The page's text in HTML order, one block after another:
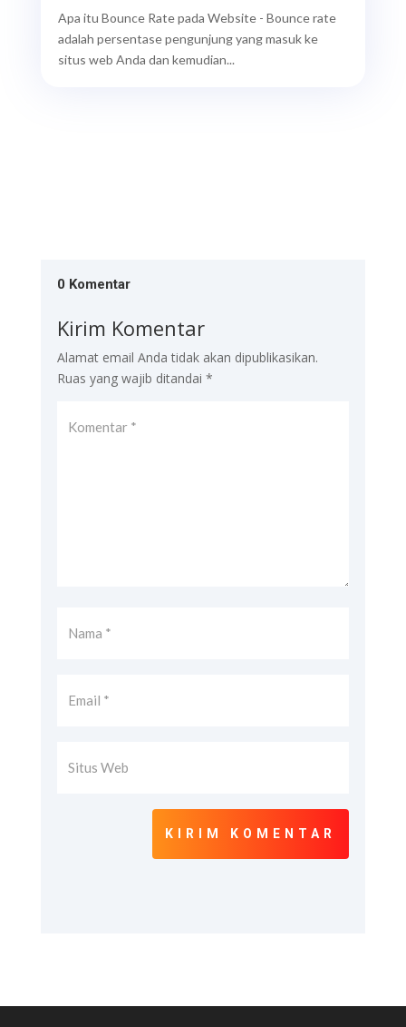
Apa itu Bounce Rate pada Website - Bounce rate
adalah persentase pengunjung yang masuk ke
situs web Anda dan kemudian...
0 Komentar
Kirim Komentar
Alamat email Anda tidak akan dipublikasikan.
Ruas yang wajib ditandai *
KIRIM KOMENTAR